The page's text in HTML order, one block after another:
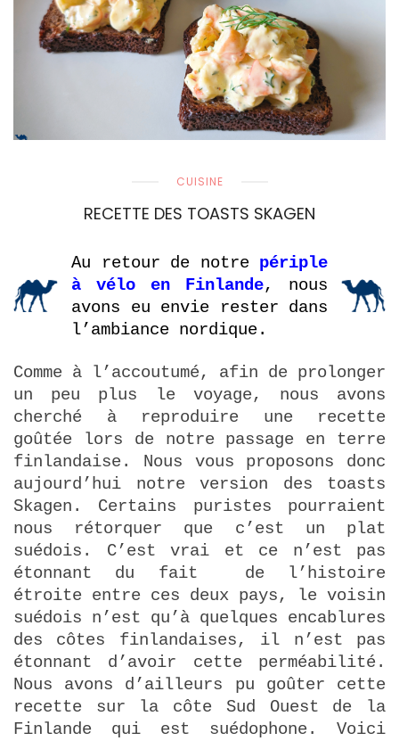
CUISINE
RECETTE DES TOASTS SKAGEN
Au retour de notre périple
à vélo en Finlande, nous
avons eu envie rester dans
l’ambiance nordique.
Comme à l’accoutumé, afin de prolonger
un peu plus le voyage, nous avons
cherché à reproduire une recette
goûtée lors de notre passage en terre
finlandaise. Nous vous proposons donc
aujourd’hui notre version des toasts
Skagen. Certains puristes pourraient
nous rétorquer que c’est un plat
suédois. C’est vrai et ce n’est pas
étonnant du fait de l’histoire
étroite entre ces deux pays, le voisin
suédois n’est qu’à quelques encablures
des côtes finlandaises, il n’est pas
étonnant d’avoir cette perméabilité.
Nous avons d’ailleurs pu goûter cette
recette sur la côte Sud Ouest de la
Finlande qui est suédophone. Voici